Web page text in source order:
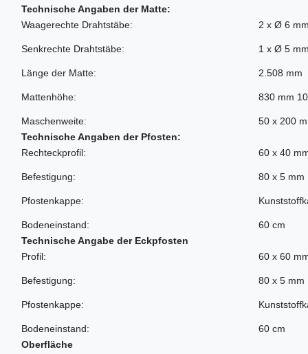
Technische Angaben der Matte:
Waagerechte Drahtstäbe:
Senkrechte Drahtstäbe:
Länge der Matte:
Mattenhöhe:
Maschenweite:
2 x Ø 6
1 x Ø 5
2.508 mm
830 mm
50 x 200
Technische Angaben der Pfosten:
Rechteckprofil:
Befestigung:
Pfostenkappe:
Bodeneinstand:
60 x 40
80 x 5 mm
60 cm
Technische Angabe der Eckpfosten
Profil:
Befestigung:
Pfostenkappe:
Bodeneinstand:
60 x 60
80 x 5 mm
60 cm
Oberfläche